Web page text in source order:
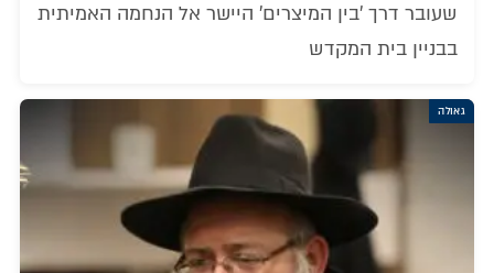
שעובר דרך 'בין המיצרים' היישר אל הנחמה האמיתית
בבניין בית המקדש
גאולה